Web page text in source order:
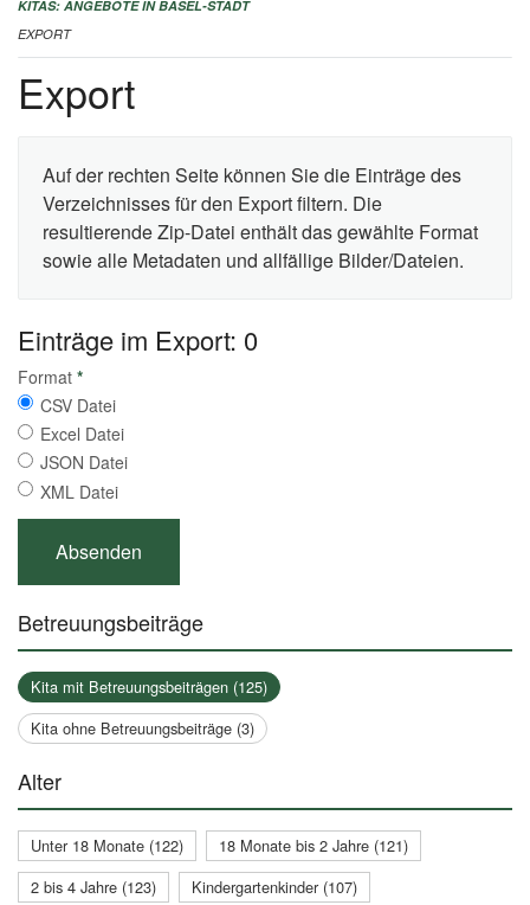
KITAS: ANGEBOTE IN BASEL-STADT
EXPORT
Export
Auf der rechten Seite können Sie die Einträge des
Verzeichnisses für den Export filtern. Die
resultierende Zip-Datei enthält das gewählte Format
sowie alle Metadaten und allfällige Bilder/Dateien.
Einträge im Export: 0
Format *
CSV Datei
Excel Datei
JSON Datei
XML Datei
Betreuungsbeiträge
Kita mit Betreuungsbeiträgen (125)
Kita ohne Betreuungsbeiträge (3)
Alter
Unter 18 Monate (122)
18 Monate bis 2 Jahre (121)
2 bis 4 Jahre (123)
Kindergartenkinder (107)